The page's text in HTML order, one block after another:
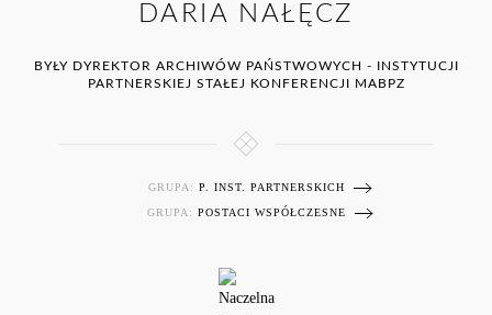
DARIA NAŁĘCZ
BYŁY DYREKTOR ARCHIWÓW PAŃSTWOWYCH - INSTYTUCJI
PARTNERSKIEJ STAŁEJ KONFERENCJI MABPZ
GRUPA: P. INST. PARTNERSKICH
GRUPA: POSTACI WSPÓŁCZESNE